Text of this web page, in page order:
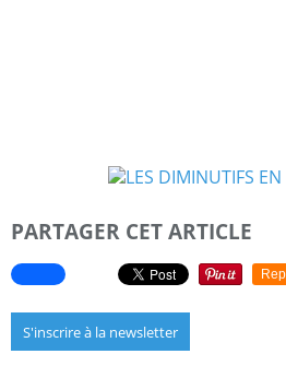
PARTAGER CET ARTICLE
S'inscrire à la newsletter